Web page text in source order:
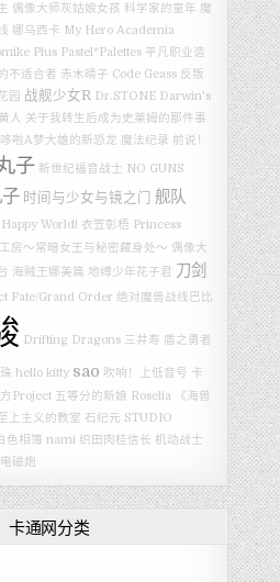
偶像大师灰姑娘女孩 科学家的童年 魔
娜乌西卡 My Hero Academia
Plus Pastel*Palettes 平凡职业造
不适合者 赤木晴子 Code Geass 反叛
园 战舰少女R Dr.STONE Darwin's
人 关于我转生后成为史莱姆的那件事
哆啦A梦大雄的新恐龙 魔法纪录 前说！
子 新世纪福音战士 NO GUNS
时间与少女与镜之门
舰队
World! 衣笠彰梧 Princess
房～常暗女王与秘密藏身处～ 偶像大
海贼王娜美篇 地缚少年花子君 刀剑
Fate/Grand Order 绝对魔兽战线巴比
Drifting Dragons 三井寿 盾之勇者
hello kitty sao 吹响！上低音号 卡
Project 五等分的新娘 Roselia
《海兽
上主义的教室 石纪元 STUDIO
色相簿 nami 织田肉桂信长 机动战士
磁炮
卡通网分类